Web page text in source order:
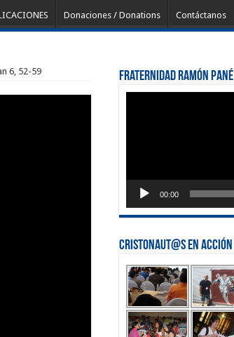
Donaciones / Donations Contáctanos
6, 52-59 Fraternidad Ramón Pané
00:00
Cristonaut@s en Acción